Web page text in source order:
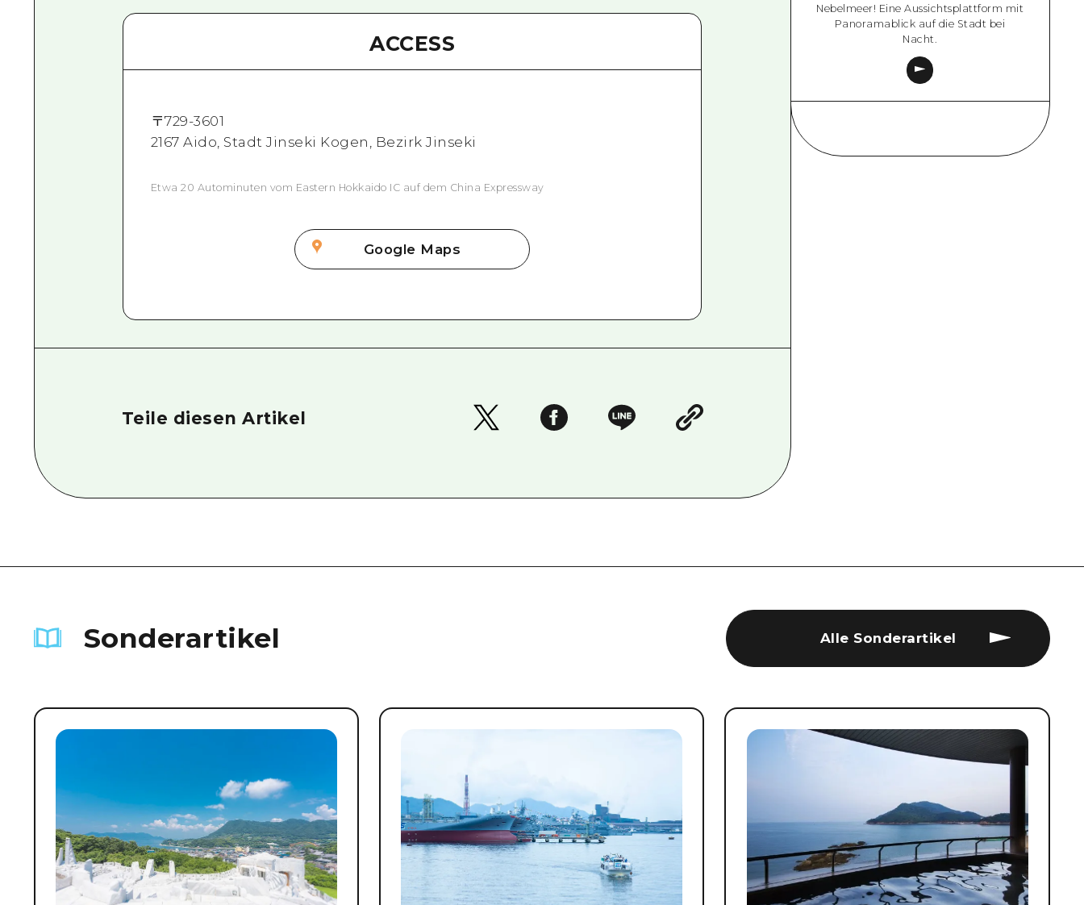
ACCESS
〒729-3601
2167 Aido, Stadt Jinseki Kogen, Bezirk Jinseki
Etwa 20 Autominuten vom Eastern Hokkaido IC auf dem China Expressway
Google Maps
Teile diesen Artikel
Nebelmeer! Eine Aussichtsplattform mit
Panoramablick auf die Stadt bei
Nacht.
Sonderartikel Alle Sonderartikel